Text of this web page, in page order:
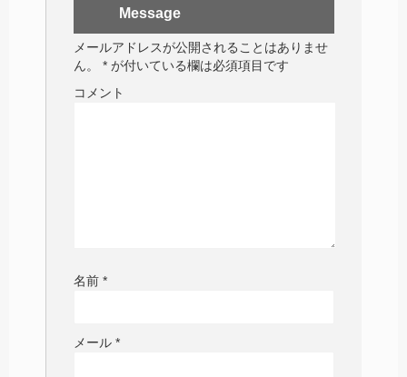
Message
メールアドレスが公開されることはありませ
ん。
* が付いている欄は必須項目です
コメント
名前 *
メール *